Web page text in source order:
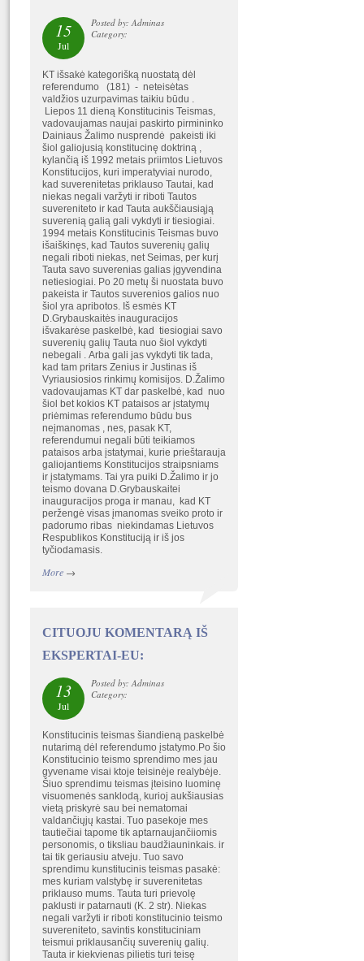
15
Jul
Posted by: Adminas
Category:
KT išsakė kategorišką nuostatą dėl
referendumo (181) - neteisėtas
valdžios uzurpavimas taikiu būdu .
Liepos 11 dieną Konstitucinis Teismas,
vadovaujamas naujai paskirto pirmininko
Dainiaus Žalimo nusprendė pakeisti iki
šiol galiojusią konstitucinę doktriną ,
kylančią iš 1992 metais priimtos Lietuvos
Konstitucijos, kuri imperatyviai nurodo,
kad suverenitetas priklauso Tautai, kad
niekas negali varžyti ir riboti Tautos
suvereniteto ir kad Tauta aukščiausiąją
suverenią galią gali vykdyti ir tiesiogiai.
1994 metais Konstitucinis Teismas buvo
išaiškinęs, kad Tautos suverenių galių
negali riboti niekas, net Seimas, per kurį
Tauta savo suverenias galias įgyvendina
netiesiogiai. Po 20 metų ši nuostata buvo
pakeista ir Tautos suverenios galios nuo
šiol yra apribotos. Iš esmės KT
D.Grybauskaitės inauguracijos
išvakarėse paskelbė, kad tiesiogiai savo
suverenių galių Tauta nuo šiol vykdyti
nebegali . Arba gali jas vykdyti tik tada,
kad tam pritars Zenius ir Justinas iš
Vyriausiosios rinkimų komisijos. D.Žalimo
vadovaujamas KT dar paskelbė, kad nuo
šiol bet kokios KT pataisos ar įstatymų
priėmimas referendumo būdu bus
neįmanomas , nes, pasak KT,
referendumui negali būti teikiamos
pataisos arba įstatymai, kurie prieštarauja
galiojantiems Konstitucijos straipsniams
ir įstatymams. Tai yra puiki D.Žalimo ir jo
teismo dovana D.Grybauskaitei
inauguracijos proga ir manau, kad KT
peržengė visas įmanomas sveiko proto ir
padorumo ribas niekindamas Lietuvos
Respublikos Konstituciją ir iš jos
tyčiodamasis.
More→
CITUOJU KOMENTARĄ IŠ
EKSPERTAI-EU:
13
Jul
Posted by: Adminas
Category:
Konstitucinis teismas šiandieną paskelbė
nutarimą dėl referendumo įstatymo.Po šio
Konstitucinio teismo sprendimo mes jau
gyvename visai ktoje teisinėje realybėje.
Šiuo sprendimu teismas įteisino luominę
visuomenės sanklodą, kurioj aukšiausias
vietą priskyrė sau bei nematomai
valdančiųjų kastai. Tuo pasekoje mes
tautiečiai tapome tik aptarnaujančiiomis
personomis, o tiksliau baudžiauninkais. ir
tai tik geriausiu atveju. Tuo savo
sprendimu kunstitucinis teismas pasakė:
mes kuriam valstybę ir suverenitetas
priklauso mums. Tauta turi prievolę
paklusti ir patarnauti (K. 2 str). Niekas
negali varžyti ir riboti konstitucinio teismo
suvereniteto, savintis konstituciniam
teismui priklausančių suverenių galių.
Tauta ir kiekvienas pilietis turi teisę